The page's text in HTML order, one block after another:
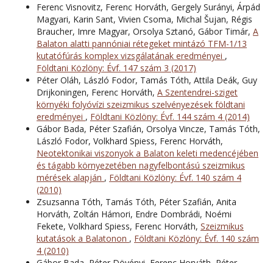
Ferenc Visnovitz, Ferenc Horváth, Gergely Surányi, Árpád
Magyari, Karin Sant, Vivien Csoma, Michal Šujan, Régis
Braucher, Imre Magyar, Orsolya Sztanó, Gábor Timár, A
Balaton alatti pannóniai rétegeket mintázó TFM-1/13
kutatófúrás komplex vizsgálatának eredményei ,
Földtani Közlöny: Évf. 147 szám 3 (2017)
Péter Oláh, László Fodor, Tamás Tóth, Attila Deák, Guy
Drijkoningen, Ferenc Horváth, A Szentendrei-sziget
környéki folyóvízi szeizmikus szelvényezések földtani
eredményei , Földtani Közlöny: Évf. 144 szám 4 (2014)
Gábor Bada, Péter Szafián, Orsolya Vincze, Tamás Tóth,
László Fodor, Volkhard Spiess, Ferenc Horváth,
Neotektonikai viszonyok a Balaton keleti medencéjében
és tágabb környezetében nagyfelbontású szeizmikus
mérések alapján , Földtani Közlöny: Évf. 140 szám 4
(2010)
Zsuzsanna Tóth, Tamás Tóth, Péter Szafián, Anita
Horváth, Zoltán Hámori, Endre Dombrádi, Noémi
Fekete, Volkhard Spiess, Ferenc Horváth, Szeizmikus
kutatások a Balatonon , Földtani Közlöny: Évf. 140 szám
4 (2010)